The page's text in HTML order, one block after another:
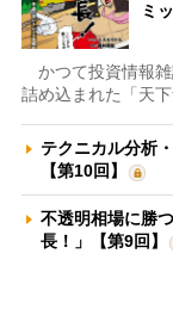
ミ
かつて投資情報雑
詰め込まれた「天
テクニカル分析
【第10回】
不透明相場に勝
長！」【第9回】